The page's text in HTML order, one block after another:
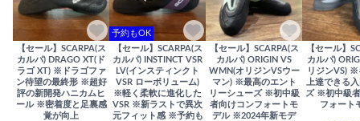
【セール】SCARPA(ス
カルパ) DRAGO XT(ド
ラゴ XT) ※ドラゴファ
ン待望の最終形 ※超好
評の新開発ハニカムヒ
ール ※密着度と足裏感
覚が向上
予約もOK
【セール】SCARPA(ス
カルパ) INSTINCT VSR
LV(インスティンクト
VSR ローボリューム)
※軽く柔軟に進化した
VSR ※新ラストで異次
元フィット感 ※予約も
【セール】SCARPA(ス
カルパ) ORIGIN VS
WMN(オリジンVSウー
マン) ※最高のエント
リーシューズ ※初中級
者向けコンフォートモ
デル ※2024年新モデ
【セール】
カルパ)
リジンVS) ※
上達できる
ズ ※初中級
フォート